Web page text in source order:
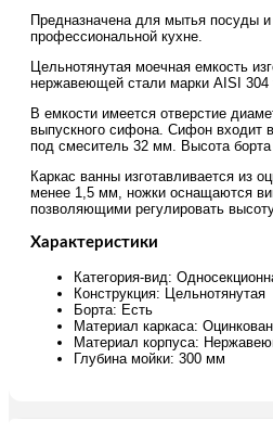
Предназначена для мытья посуды и
профессиональной кухне.
Цельнотянутая моечная емкость
нержавеющей стали марки AISI 304
В емкости имеется отверстие
выпускного сифона. Сифон входит
под смеситель 32 мм. Высота
Каркас ванны изготавливается из
менее 1,5 мм, ножки оснащаются
позволяющими регулировать
Характеристики
Категория-вид:
Конструкция: Цельнотянутая
Борта: Есть
Материал каркаса:
Материал корпуса:
Глубина мойки: 300 мм